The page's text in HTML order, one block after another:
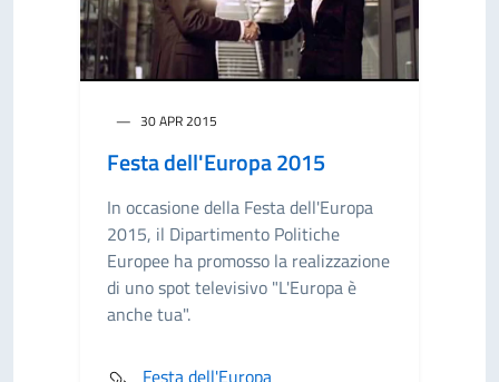
30 APR 2015
Festa dell'Europa 2015
In occasione della Festa dell'Europa
2015, il Dipartimento Politiche
Europee ha promosso la realizzazione
di uno spot televisivo "L'Europa è
anche tua".
Festa dell'Europa